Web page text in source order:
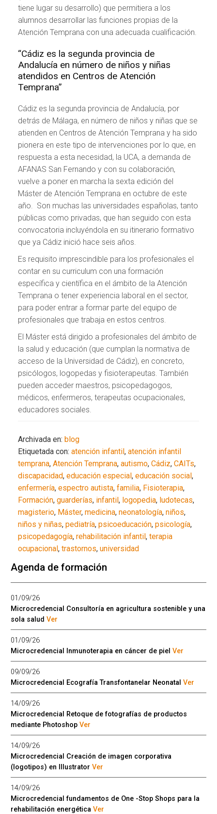
tiene lugar su desarrollo) que permitiera a los
alumnos desarrollar las funciones propias de la
Atención Temprana con una adecuada cualificación.
“Cádiz es la segunda provincia de
Andalucía en número de niños y niñas
atendidos en Centros de Atención
Temprana”
Cádiz es la segunda provincia de Andalucía, por
detrás de Málaga, en número de niños y niñas que se
atienden en Centros de Atención Temprana y ha sido
pionera en este tipo de intervenciones por lo que, en
respuesta a esta necesidad, la UCA, a demanda de
AFANAS San Fernando y con su colaboración,
vuelve a poner en marcha la sexta edición del
Máster de Atención Temprana en octubre de este
año. Son muchas las universidades españolas, tanto
públicas como privadas, que han seguido con esta
convocatoria incluyéndola en su itinerario formativo
que ya Cádiz inició hace seis años.
Es requisito imprescindible para los profesionales el
contar en su curriculum con una formación
específica y científica en el ámbito de la Atención
Temprana o tener experiencia laboral en el sector,
para poder entrar a formar parte del equipo de
profesionales que trabaja en estos centros.
El Máster está dirigido a profesionales del ámbito de
la salud y educación (que cumplan la normativa de
acceso de la Universidad de Cádiz), en concreto,
psicólogos, logopedas y fisioterapeutas. También
pueden acceder maestros, psicopedagogos,
médicos, enfermeros, terapeutas ocupacionales,
educadores sociales.
Archivada en:blog
Etiquetada con:atención infantil,atención infantil
temprana,Atención Temprana,autismo,Cádiz,CAITs,
discapacidad,educación especial,educación social,
enfermería,espectro autista,familia, Fisioterapia,
Formación,guarderías, infantil, logopedia, ludotecas,
magisterio, Máster,medicina,neonatología,niños,
niños y niñas,pediatría,psicoeducación,psicología,
psicopedagogía,rehabilitación infantil,terapia
ocupacional,trastornos,universidad
Agenda de formación
01/09/26
Microcredencial Consultoría en agricultura sostenible y una
sola saludVer
01/09/26
Microcredencial Inmunoterapia en cáncer de pielVer
09/09/26
Microcredencial Ecografía Transfontanelar NeonatalVer
14/09/26
Microcredencial Retoque de fotografías de productos
mediante PhotoshopVer
14/09/26
Microcredencial Creación de imagen corporativa
(logotipos) en IllustratorVer
14/09/26
Microcredencial fundamentos de One -Stop Shops para la
rehabilitación energéticaVer